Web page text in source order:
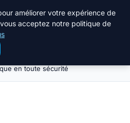
remplacer un interrupteur
en toute sécurité
améliorer votre expérience de
acceptez notre politique de